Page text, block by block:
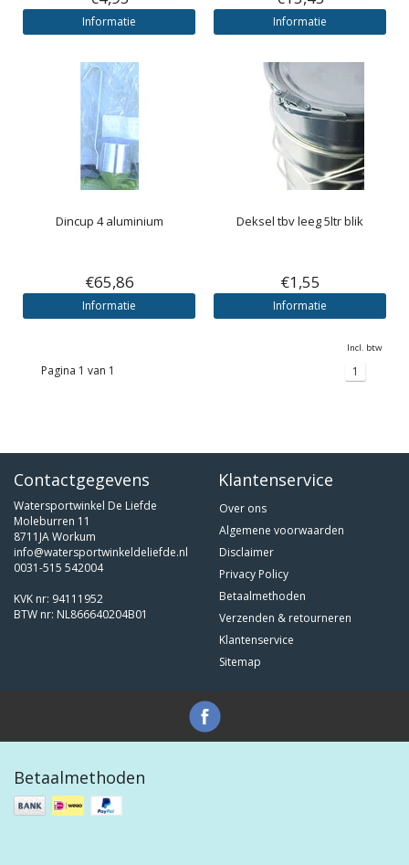
Informatie Informatie
Dincup 4 aluminium
€65,86
Informatie
Deksel tbv leeg 5ltr blik
€1,55
Informatie
Incl. btw
Pagina 1 van 1 1
Contactgegevens
Watersportwinkel De Liefde
Moleburren 11
8711JA Workum
info@watersportwinkeldeliefde.nl
0031-515 542004
KVK nr: 94111952
BTW nr: NL866640204B01
Klantenservice
Over ons
Algemene voorwaarden
Disclaimer
Privacy Policy
Betaalmethoden
Verzenden & retourneren
Klantenservice
Sitemap
Betaalmethoden